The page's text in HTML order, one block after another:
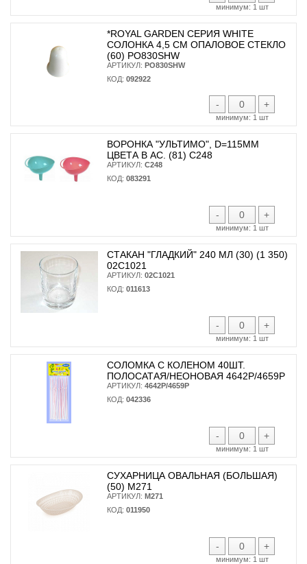
минимум: 1 шт
*ROYAL GARDEN СЕРИЯ WHITE
СОЛОНКА 4,5 СМ ОПАЛОВОЕ СТЕКЛО
(60) PO830SHW
АРТИКУЛ: PO830SHW
КОД: 092922
- +
минимум: 1 шт
ВОРОНКА "УЛЬТИМО", D=115ММ
ЦВЕТА В АС. (81) С248
АРТИКУЛ: С248
КОД: 083291
- +
минимум: 1 шт
СТАКАН "ГЛАДКИЙ" 240 МЛ (30) (1 350)
02С1021
АРТИКУЛ: 02С1021
КОД: 011613
- +
минимум: 1 шт
СОЛОМКА С КОЛЕНОМ 40ШТ.
ПОЛОСАТАЯ/НЕОНОВАЯ 4642Р/4659Р
АРТИКУЛ: 4642Р/4659Р
КОД: 042336
- +
минимум: 1 шт
СУХАРНИЦА ОВАЛЬНАЯ (БОЛЬШАЯ)
(50) М271
АРТИКУЛ: М271
КОД: 011950
- +
минимум: 1 шт